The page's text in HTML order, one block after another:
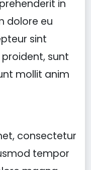
in
dolore eu
sint
sunt
mollit anim
consectetur
tempor